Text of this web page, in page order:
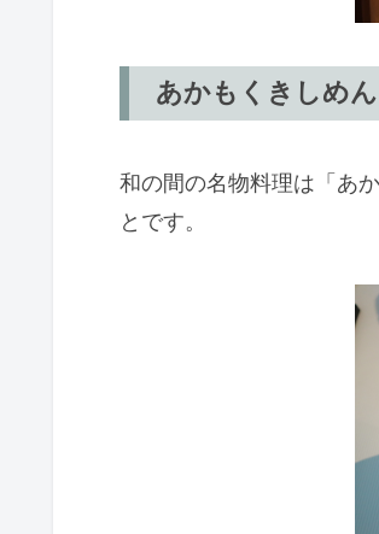
あかもくきしめん
和の間の名物料理は「あ
とです。